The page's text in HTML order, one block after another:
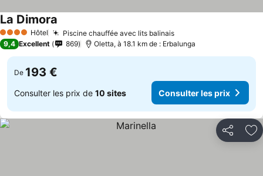
4 Étoiles Hôtel Piscine chauffée avec lits balinaisConsulter les prix
La Dimora
9,4 Excellent 869 Oletta, à 18.1 km de : Erbalunga
De 193 €
Consulter les prix de 10 sites Consulter les prix
Partager